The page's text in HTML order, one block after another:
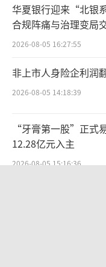
泰生物来说，如
为默沙东在市场的
于产品型别较多
产能稳步爬升过
预期。此外，
受到市场竞争
响，后续市场
华夏银行迎来“北银
合规阵痛与治理变局
2026-08-05 16:27:55
非上市人身险企利润
2026-08-05 14:18:39
“牙膏第一股”正式
12.28亿元入主
2026-08-05 15:16:36